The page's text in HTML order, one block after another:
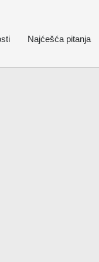
Najćešća pitanja